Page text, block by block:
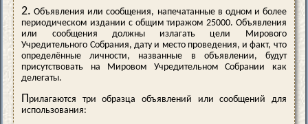
2. Объявления или сообщения, напечатанные в одном и более
периодическом издании с общим тиражом 25000. Объявления
или сообщения должны излагать цели Мирового
Учредительного Собрания, дату и место проведения, и факт, что
определённые личности, названные в объявлении, будут
присутствовать на Мировом Учредительном Собрании как
делегаты.
Прилагаются три образца объявлений или сообщений для
использования: